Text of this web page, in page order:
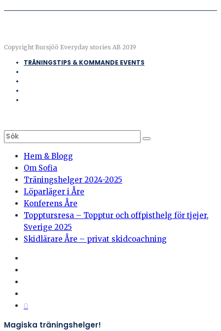
Copyright Bursjöö Everyday stories AB 2019
TRÄNINGSTIPS & KOMMANDE EVENTS
Hem & Blogg
Om Sofia
Träningshelger 2024-2025
Löparläger i Åre
Konferens Åre
Topptursresa – Topptur och offpisthelg för tjejer,
Sverige 2025
Skidlärare Åre – privat skidcoachning
0
Magiska träningshelger!